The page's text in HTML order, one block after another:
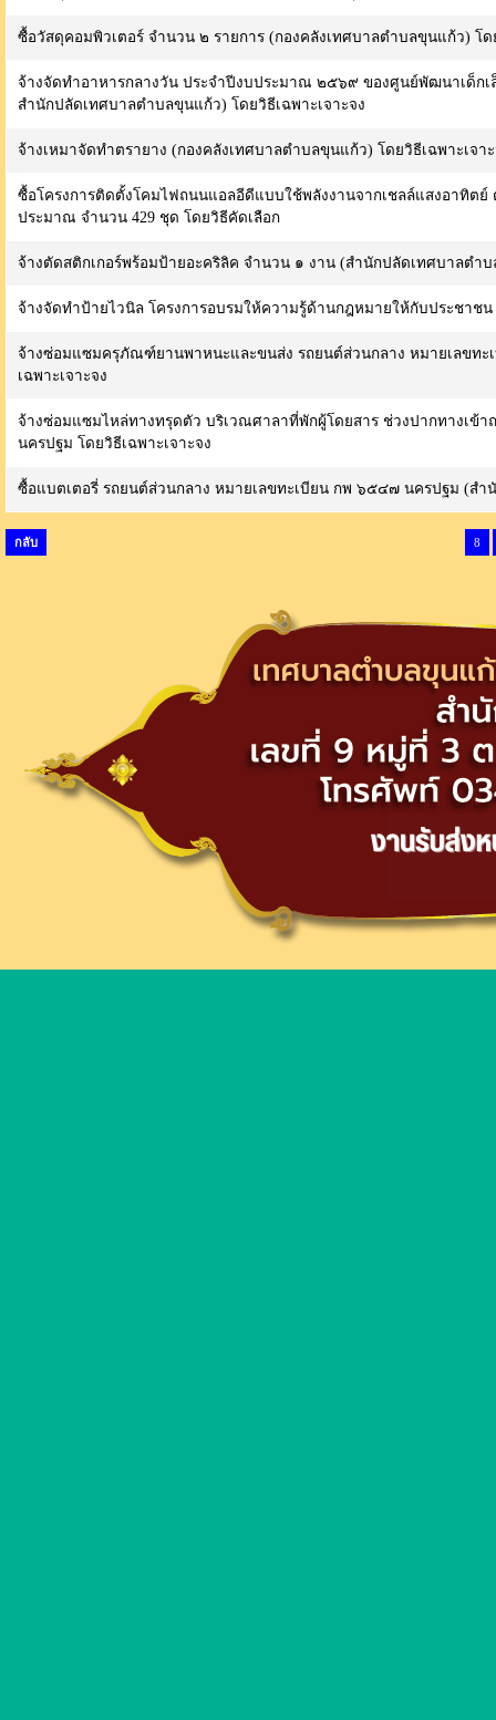
ซื้อวัสดุคอมพิวเตอร์ จำนวน ๒ รายการ (กองคลังเทศบาลตำบลขุนแก้ว) โด
จ้างจัดทำอาหารกลางวัน ประจำปีงบประมาณ ๒๕๖๙ ของศูนย์พัฒนาเด็ก
สำนักปลัดเทศบาลตำบลขุนแก้ว) โดยวิธีเฉพาะเจาะจง
จ้างเหมาจัดทำตรายาง (กองคลังเทศบาลตำบลขุนแก้ว) โดยวิธีเฉพาะเจา
ซื้อโครงการติดตั้งโคมไฟถนนแอลอีดีแบบใช้พลังงานจากเชลล์แสงอาทิต
ประมาณ จำนวน 429 ชุด โดยวิธีคัดเลือก
จ้างตัดสติกเกอร์พร้อมป้ายอะคริลิค จำนวน ๑ งาน (สำนักปลัดเทศบาลตำบ
จ้างจัดทำป้ายไวนิล โครงการอบรมให้ความรู้ด้านกฎหมายให้กับประชาช
จ้างซ่อมแซมครุภัณฑ์ยานพาหนะและขนส่ง รถยนต์ส่วนกลาง หมายเลขท
เฉพาะเจาะจง
จ้างซ่อมแซมไหล่ทางทรุดตัว บริเวณศาลาที่พักผู้โดยสาร ช่วงปากทางเข้
นครปฐม โดยวิธีเฉพาะเจาะจง
ซื้อแบตเตอรี่ รถยนต์ส่วนกลาง หมายเลขทะเบียน กพ ๖๕๔๗ นครปฐม (สำ
กลับ 8